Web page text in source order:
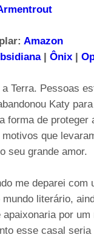
Amazon
| Ônix |
Terra. Pessoas
Katy
forma de
que
seu grande amor.
me deparei
literário,
por
esse casal